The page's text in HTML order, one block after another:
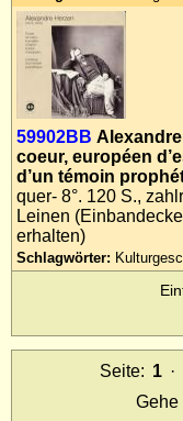
59902BB Alexandre
coeur, européen
d’un témoin
quer- 8°. 120 S.,
Leinen
erhalten)
Schlagwörter:
Seite: 1 ·
Gehe